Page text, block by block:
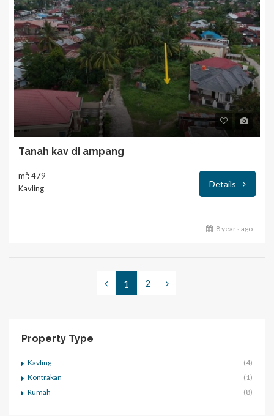
Tanah kav di ampang
m²: 479
Kavling
Details
8 years ago
1 2
Property Type
Kavling
(4)
Kontrakan
(1)
Rumah
(8)